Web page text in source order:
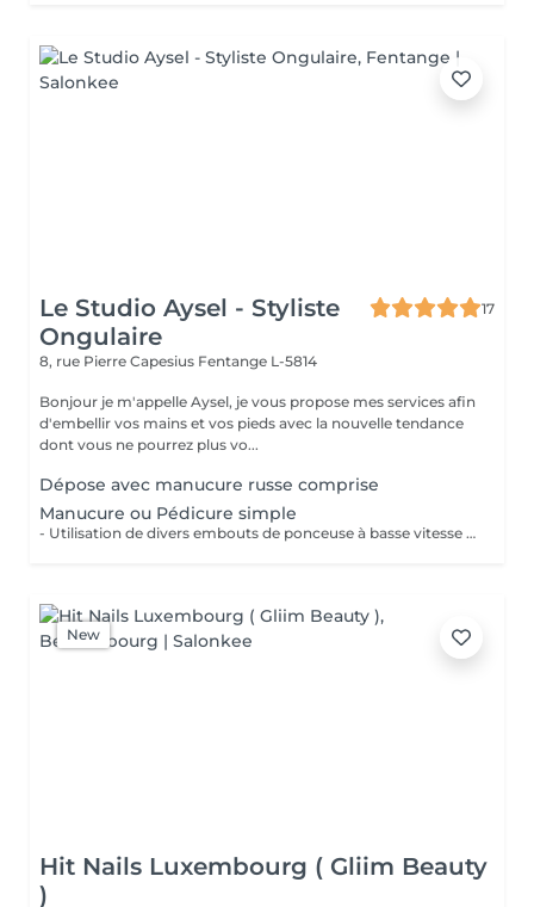
Le Studio Aysel - Styliste
Ongulaire
17
8, rue Pierre Capesius Fentange L-5814
Bonjour je m'appelle Aysel, je vous propose mes services afin
d'embellir vos mains et vos pieds avec la nouvelle tendance
dont vous ne pourrez plus vo...
Dépose avec manucure russe comprise
Manucure ou Pédicure simple
- Utilisation de divers embouts de ponceuse à basse vitesse pour décoller, soulever et éliminer les cuticules. - Limage des ongles - Application d'une huile à cuticule et crème avec massage
New
Hit Nails Luxembourg ( Gliim Beauty
)